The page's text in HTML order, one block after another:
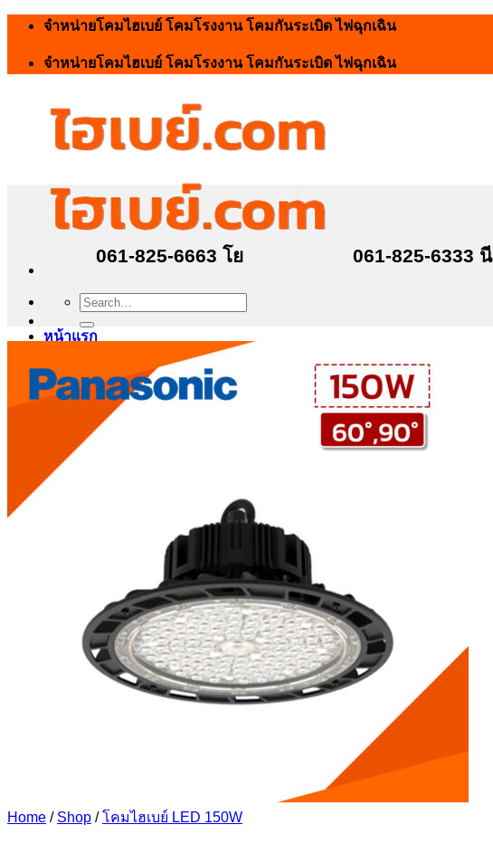
Skip
content
จำหน่ายโคมไฮเบย์ โคมโรงงาน โคมกันระเบิด ไฟฉุกเฉิน
จำหน่ายโคมไฮเบย์ โคมโรงงาน โคมกันระเบิด ไฟฉุกเฉิน
Search
for:
หน้าแรก
โคมไฮเบย์ LED 400W
โคมไฮเบย์ LED 300W
โคมไฮเบย์ LED 250W
โคมไฮเบย์ LED 200W
โคมไฟกันระเบิด
หลอดไฟ ไฮวัตต์ ไฮเบย์
บทความ
ติดต่อเรา
061-825-6663 โย 061-825-6333 นี
Home / Shop / โคมไฮเบย์ LED 150W